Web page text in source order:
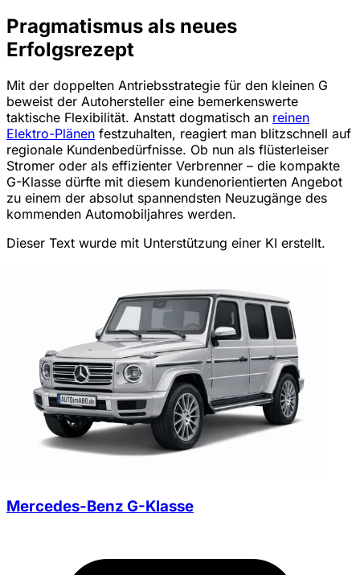
Pragmatismus als neues
Erfolgsrezept
Mit der doppelten Antriebsstrategie für den kleinen G
beweist der Autohersteller eine bemerkenswerte
taktische Flexibilität. Anstatt dogmatisch an reinen
Elektro-Plänen festzuhalten, reagiert man blitzschnell auf
regionale Kundenbedürfnisse. Ob nun als flüsterleiser
Stromer oder als effizienter Verbrenner – die kompakte
G-Klasse dürfte mit diesem kundenorientierten Angebot
zu einem der absolut spannendsten Neuzugänge des
kommenden Automobiljahres werden.
Dieser Text wurde mit Unterstützung einer KI erstellt.
Mercedes-Benz G-Klasse